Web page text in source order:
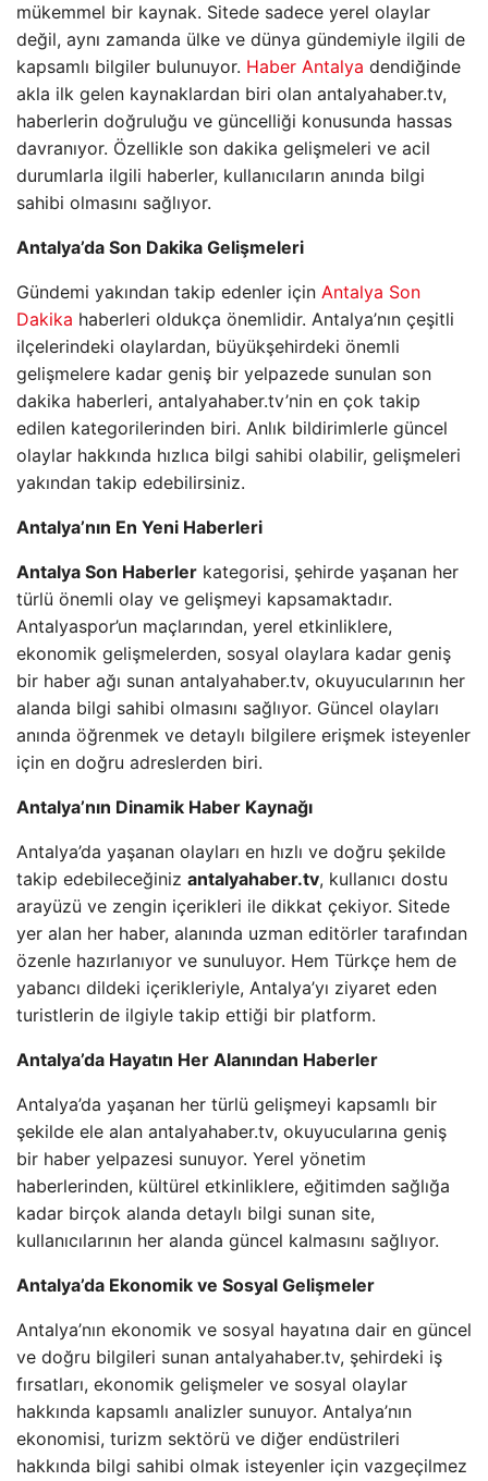
mükemmel bir kaynak. Sitede sadece yerel olaylar
değil, aynı zamanda ülke ve dünya gündemiyle ilgili de
kapsamlı bilgiler bulunuyor. Haber Antalya dendiğinde
akla ilk gelen kaynaklardan biri olan antalyahaber.tv,
haberlerin doğruluğu ve güncelliği konusunda hassas
davranıyor. Özellikle son dakika gelişmeleri ve acil
durumlarla ilgili haberler, kullanıcıların anında bilgi
sahibi olmasını sağlıyor.
Antalya’da Son Dakika Gelişmeleri
Gündemi yakından takip edenler için Antalya Son
Dakika haberleri oldukça önemlidir. Antalya’nın çeşitli
ilçelerindeki olaylardan, büyükşehirdeki önemli
gelişmelere kadar geniş bir yelpazede sunulan son
dakika haberleri, antalyahaber.tv’nin en çok takip
edilen kategorilerinden biri. Anlık bildirimlerle güncel
olaylar hakkında hızlıca bilgi sahibi olabilir, gelişmeleri
yakından takip edebilirsiniz.
Antalya’nın En Yeni Haberleri
Antalya Son Haberler kategorisi, şehirde yaşanan her
türlü önemli olay ve gelişmeyi kapsamaktadır.
Antalyaspor’un maçlarından, yerel etkinliklere,
ekonomik gelişmelerden, sosyal olaylara kadar geniş
bir haber ağı sunan antalyahaber.tv, okuyucularının her
alanda bilgi sahibi olmasını sağlıyor. Güncel olayları
anında öğrenmek ve detaylı bilgilere erişmek isteyenler
için en doğru adreslerden biri.
Antalya’nın Dinamik Haber Kaynağı
Antalya’da yaşanan olayları en hızlı ve doğru şekilde
takip edebileceğiniz antalyahaber.tv, kullanıcı dostu
arayüzü ve zengin içerikleri ile dikkat çekiyor. Sitede
yer alan her haber, alanında uzman editörler tarafından
özenle hazırlanıyor ve sunuluyor. Hem Türkçe hem de
yabancı dildeki içerikleriyle, Antalya’yı ziyaret eden
turistlerin de ilgiyle takip ettiği bir platform.
Antalya’da Hayatın Her Alanından Haberler
Antalya’da yaşanan her türlü gelişmeyi kapsamlı bir
şekilde ele alan antalyahaber.tv, okuyucularına geniş
bir haber yelpazesi sunuyor. Yerel yönetim
haberlerinden, kültürel etkinliklere, eğitimden sağlığa
kadar birçok alanda detaylı bilgi sunan site,
kullanıcılarının her alanda güncel kalmasını sağlıyor.
Antalya’da Ekonomik ve Sosyal Gelişmeler
Antalya’nın ekonomik ve sosyal hayatına dair en güncel
ve doğru bilgileri sunan antalyahaber.tv, şehirdeki iş
fırsatları, ekonomik gelişmeler ve sosyal olaylar
hakkında kapsamlı analizler sunuyor. Antalya’nın
ekonomisi, turizm sektörü ve diğer endüstrileri
hakkında bilgi sahibi olmak isteyenler için vazgeçilmez